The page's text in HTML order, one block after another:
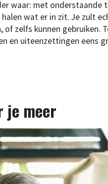
waar: met onderstaande
wat er in zit. Je zult
of zelfs kunnen gebruiken.
en uiteenzettingen eens
je meer